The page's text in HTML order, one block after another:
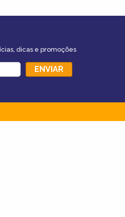
dicas e promoções